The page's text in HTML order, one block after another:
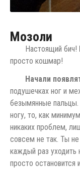
Мозоли
Настоящий бич!
просто кошмар!
Начали
подушечках ног и
безымянные пальцы.
ногу, то, как
никаких проблем,
совсем не так. Ты
каждый раз
просто